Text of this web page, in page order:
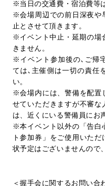
※当日の交通費・宿泊費等
※会場周辺での前日深夜や
止とさせて頂きます。
※イベント中止・延期の場
きません。
※イベント参加後の､ご帰
ては､主催側は一切の責任
い。
※会場内には、警備を配置
せていただきますが不審な
は、近くにいる警備員にお
※本イベント以外の「告白
ト参加券」をご使用いた
状予定はございませんので
＜握手会に関するお問い合